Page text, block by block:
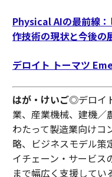
Physical AIの最前線
作技術の現状と今後の
デロイト トーマツ
はが・けいご◎デロイ
業、産業機械、建機／
わたって製造業向けコ
略、ビジネスモデル策
イチェーン・サービス
まで幅広く支援して